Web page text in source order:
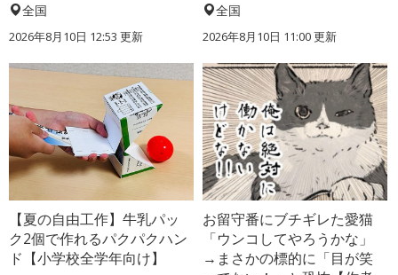
全国
2026年8月10日 12:53 更新
全国
2026年8月10日 11:00更新
【夏の自由工作】牛乳パッ
ク2個で作れるパクパクハン
ド【小学校全学年向け】
お留守番にブチギレた愛猫
「ウンコしてやろうかな」
→まさかの標的に「目が笑